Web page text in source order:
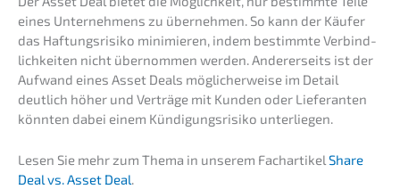
eines Unter­neh­mens zu überneh­men. So kann der Käufer
das Haftungs­ri­si­ko minimie­ren, indem bestimm­te Verbind­
lich­kei­ten nicht übernom­men werden. Anderer­seits ist der
Aufwand eines Asset Deals mögli­cher­wei­se im Detail
deutlich höher und Verträ­ge mit Kunden oder Liefe­ran­ten
könnten dabei einem Kündi­gungs­ri­si­ko unterliegen.
Lesen Sie mehr zum Thema in unserem Fachar­ti­kel Share
Deal vs. Asset Deal.